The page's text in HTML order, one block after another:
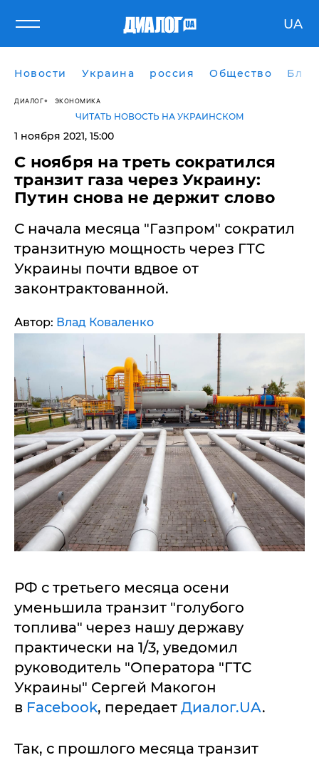
UA
Новости Украина россия Общество
ДИАЛОГ ЭКОНОМИКА
ЧИТАТЬ НОВОСТЬ НА УКРАИНСКОМ
1 ноября 2021, 15:00
С ноября на треть сократился
транзит газа через Украину:
Путин снова не держит слово
С начала месяца "Газпром" сократил
транзитную мощность через ГТС
Украины почти вдвое от
законтрактованной.
Автор: Влад Коваленко
РФ с третьего месяца осени
уменьшила транзит "голубого
топлива" через нашу державу
практически на 1/3, уведомил
руководитель "Оператора "ГТС
Украины" Сергей Макогон
в Facebook, передает Диалог.UA.
Так, с прошлого месяца транзит